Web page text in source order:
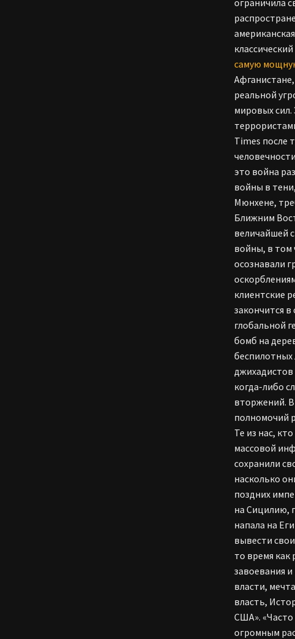
ограничила
самую
реальной
мировых
Times после
это война
войны в
Мюнхене,
Ближним
величайшей
войны, в том
осознавали
клиентские
закончится
глобальной
бомб на
беспилотных
когда-либо
вторжений.
полномочий
Те из нас,
массовой
сохранили
насколько
поздних
на Сицилию,
напала на
вывести
то время
завоевания
власти,
власть,
США».
огромным